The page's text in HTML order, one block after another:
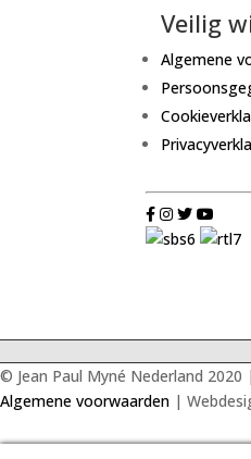
Veilig
Algemene
© Jean Paul Myné Nederland
Algemene voorwaarden |